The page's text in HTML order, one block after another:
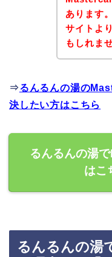
あります
サイトよ
もしれま
⇒るんるんの湯の
決したい方はこちら
るんるんの湯
はこ
るんるんの湯